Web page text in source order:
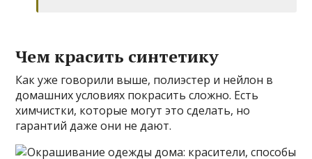
Чем красить синтетику
Как уже говорили выше, полиэстер и нейлон в
домашних условиях покрасить сложно. Есть
химчистки, которые могут это сделать, но
гарантий даже они не дают.